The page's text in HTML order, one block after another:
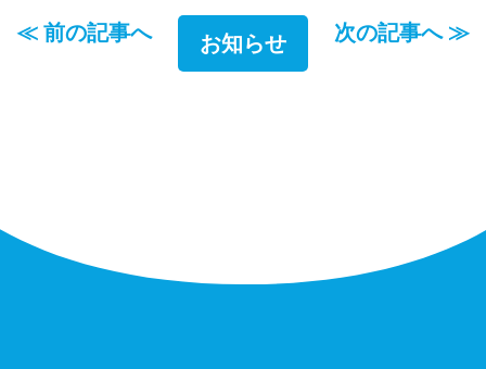
≪ 前の記事へ お知らせ 次の記事へ ≫